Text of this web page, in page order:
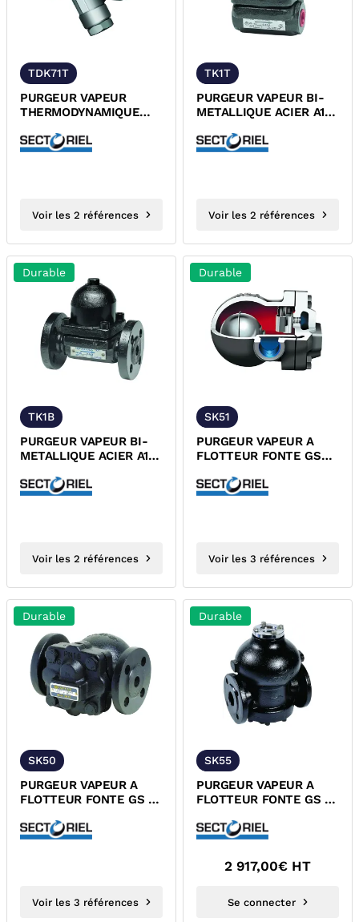
TDK71T
PURGEUR VAPEUR
THERMODYNAMIQUE
PN63 TUV
Voir les 2 références
TK1T
PURGEUR VAPEUR BI-
METALLIQUE ACIER A105
Voir les 2 références
Durable
TK1B
PURGEUR VAPEUR BI-
METALLIQUE ACIER A105
Voir les 2 références
Durable
SK51
PURGEUR VAPEUR A
FLOTTEUR FONTE GS
Voir les 3 références
Durable
SK50
PURGEUR VAPEUR A
FLOTTEUR FONTE GS A
Voir les 3 références
Durable
SK55
PURGEUR VAPEUR A
FLOTTEUR FONTE GS A
INCORPORE TUV
2 917,00€ HT
Se connecter